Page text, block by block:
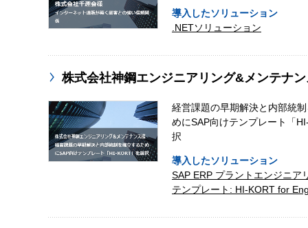
導入したソリューション
.NETソリューション
株式会社神鋼エンジニアリング&メンテナ
経営課題の早期解決と内部統
めにSAP向けテンプレート「
択
導入したソリューション
SAP ERP プラントエンジニア
テンプレート: HI-KORT for